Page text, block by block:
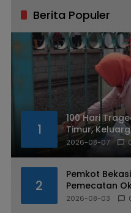
Berita Populer
1
100 Hari
Timur,
Doa Bersama
2026-08-07
2
Pemkot
Pemecatan
Yang Diduga
2026-08-03